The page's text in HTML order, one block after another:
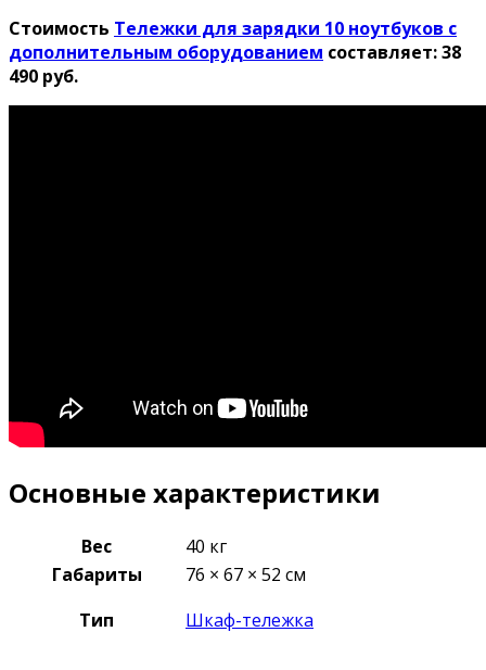
Стоимость Тележки для зарядки 10 ноутбуков с
дополнительным оборудованием составляет: 38
490 руб.
Основные характеристики
Вес
40 кг
Габариты
76 × 67 × 52 см
Тип
Шкаф-тележка